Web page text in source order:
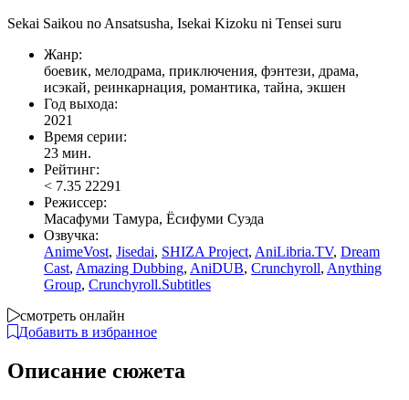
Sekai Saikou no Ansatsusha, Isekai Kizoku ni Tensei suru
Жанр:
боевик, мелодрама, приключения, фэнтези, драма,
исэкай, реинкарнация, романтика, тайна, экшен
Год выхода:
2021
Время серии:
23 мин.
Рейтинг:
< 7.35 22291
Режиссер:
Масафуми Тамура, Ёсифуми Суэда
Озвучка:
AnimeVost, Jisedai, SHIZA Project, AniLibria.TV, Dream
Cast, Amazing Dubbing, AniDUB, Crunchyroll, Anything
Group, Crunchyroll.Subtitles
смотреть онлайн
Добавить в избранное
Описание сюжета